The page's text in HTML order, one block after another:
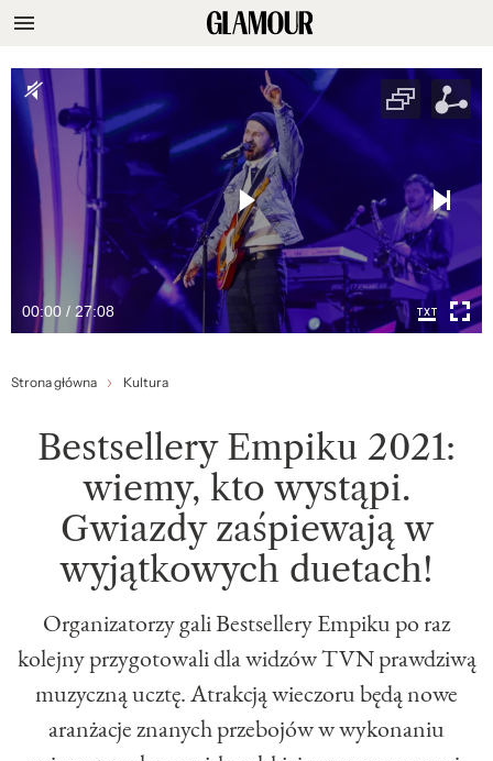
00:00 / 27:08
Strona główna Kultura
Bestsellery Empiku 2021:
wiemy, kto wystąpi.
Gwiazdy zaśpiewają w
wyjątkowych duetach!
Organizatorzy gali Bestsellery Empiku po raz
kolejny przygotowali dla widzów TVN prawdziwą
muzyczną ucztę. Atrakcją wieczoru będą nowe
aranżacje znanych przebojów w wykonaniu